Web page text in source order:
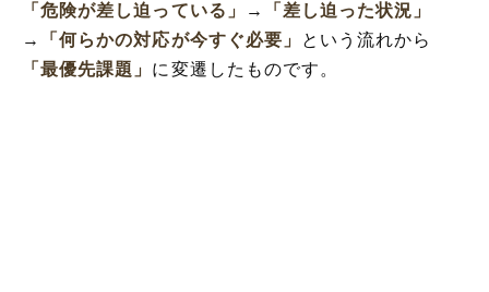
「危険が差し迫っている」 →
「差し迫った状況」
→
「何らかの対応が今すぐ必要」
という流れから
「最優先課題」 に変遷したものです。